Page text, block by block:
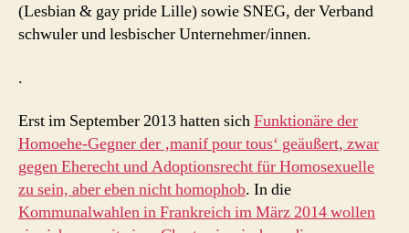
(Lesbian & gay pride Lille) sowie SNEG, der Verband
schwuler und lesbischer Unternehmer/innen.
.
Erst im September 2013 hatten sichFunktionäre der
Homoehe-Gegner der ‚manif pour tous‘ geäußert, zwar
gegen Eherecht und Adoptionsrecht für Homosexuelle
zu sein, aber eben nicht homophob. In die
Kommunalwahlen in Frankreich im März 2014 wollen